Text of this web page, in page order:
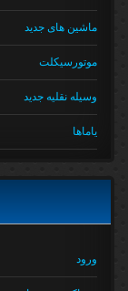
ماشین های جدید
موتورسیکلت
وسیله نقلیه جدید
یاماها
ورود